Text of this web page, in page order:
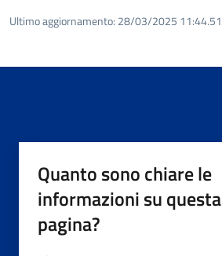
Ultimo aggiornamento: 28/03/2025 11:44.51
Quanto sono chiare le
informazioni su questa
pagina?